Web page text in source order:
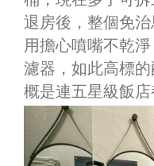
退房後，整個免
用擔心噴嘴不乾
濾器，如此高標
概是連五星級飯店